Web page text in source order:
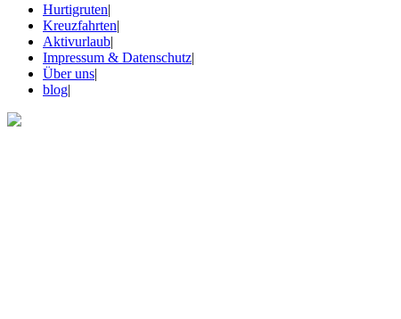
Hurtigruten|
Kreuzfahrten|
Aktivurlaub|
Impressum & Datenschutz|
Über uns|
blog|